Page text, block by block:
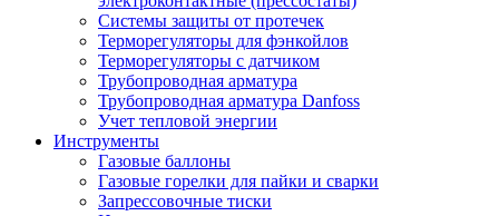
Системы защиты от протечек
Терморегуляторы для фэнкойлов
Терморегуляторы с датчиком
Трубопроводная арматура
Трубопроводная арматура Danfoss
Учет тепловой энергии
Инструменты
Газовые баллоны
Газовые горелки для пайки и сварки
Запрессовочные тиски